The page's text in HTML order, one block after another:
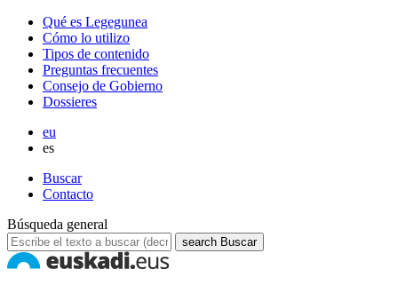
Qué es Legegunea
Cómo lo utilizo
Tipos de contenido
Preguntas frecuentes
Consejo de Gobierno
Dossieres
eu
es
Buscar
Contacto
Búsqueda general
search Buscar